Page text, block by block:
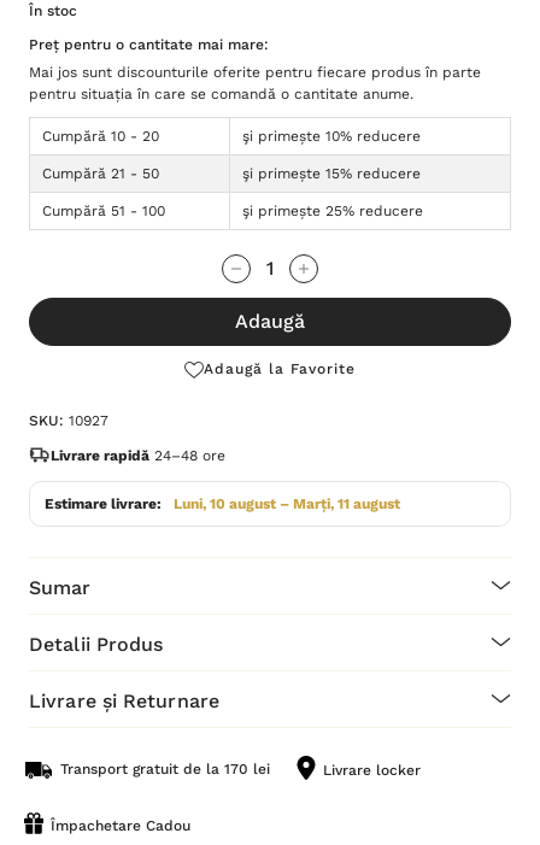
În stoc
Preț pentru o cantitate mai mare:
Mai jos sunt discounturile oferite pentru fiecare produs în parte
pentru situația în care se comandă o cantitate anume.
Cumpără 10 - 20 şi primește 10% reducere
Cumpără 21 - 50 şi primește 15% reducere
Cumpără 51 - 100 şi primește 25% reducere
te!
Stocul
Adaugă
Adaugă la Favorite
SKU: 10927
Livrare rapidă 24–48 ore
Estimare livrare: Luni, 10 august – Marți, 11 august
Sumar
Detalii Produs
Livrare și Returnare
Transport gratuit de la 170 lei Livrare locker
Împachetare Cadou